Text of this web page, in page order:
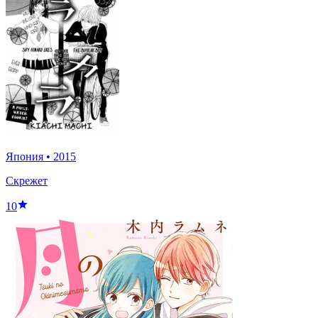
Япония • 2015
Скрежет
10